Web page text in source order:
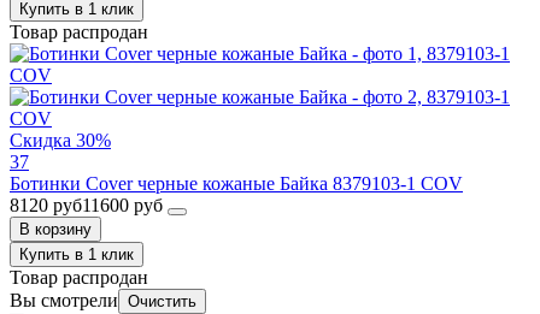
Купить в 1 клик
Товар распродан
Скидка 30%
37
Ботинки Cover черные кожаные Байка 8379103-1 COV
8120 руб11600 руб
В корзину
Купить в 1 клик
Товар распродан
Вы смотрели Очистить